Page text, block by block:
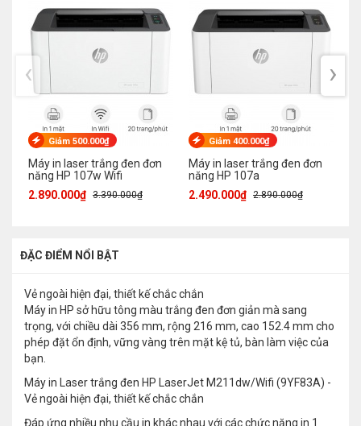
Giảm 500.000₫
Máy in laser trắng đen đơn
năng HP 107w Wifi
2.890.000₫ 3.390.000₫
Giảm 400.000₫
Máy in laser trắng đen đơn
năng HP 107a
2.490.000₫ 2.890.000₫
‹ ›
ĐẶC ĐIỂM NỔI BẬT
Vẻ ngoài hiện đại, thiết kế chắc chắn
Máy in HP sở hữu tông màu trắng đen đơn giản mà sang
trọng, với chiều dài 356 mm, rộng 216 mm, cao 152.4 mm cho
phép đặt ổn định, vững vàng trên mặt kệ tủ, bàn làm việc của
bạn.
Máy in Laser trắng đen HP LaserJet M211dw/Wifi (9YF83A) -
Vẻ ngoài hiện đại, thiết kế chắc chắn
Đáp ứng nhiều nhu cầu in khác nhau với các chức năng in 1